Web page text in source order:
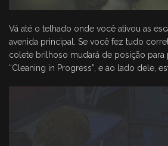
Vá até o telhado onde você ativou as
avenida principal. Se você fez tudo
colete brilhoso mudará de posição para
“Cleaning in Progress”, e ao lado dele,